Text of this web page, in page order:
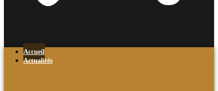
Accueil
Actualités